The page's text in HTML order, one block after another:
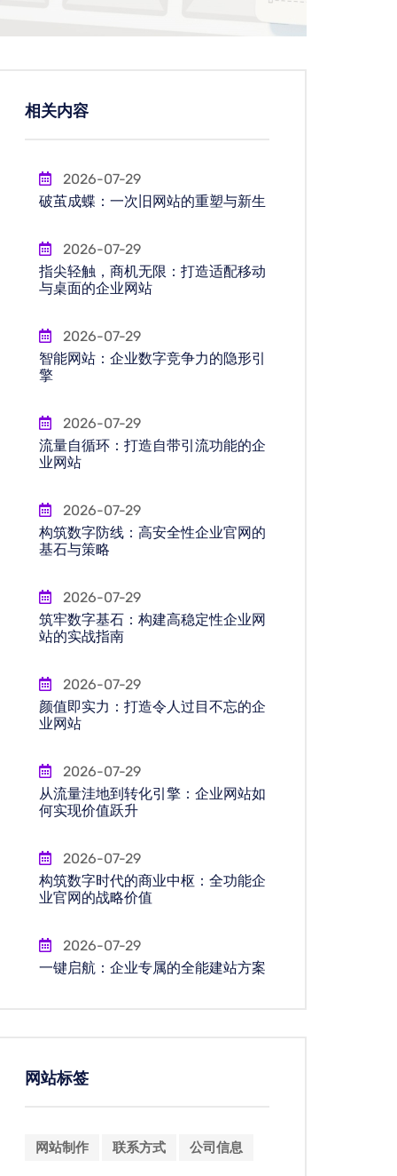
相关内容
2026-07-29
破茧成蝶：一次旧网站的重塑与新生
2026-07-29
指尖轻触，商机无限：打造适配移动
与桌面的企业网站
2026-07-29
智能网站：企业数字竞争力的隐形引
擎
2026-07-29
流量自循环：打造自带引流功能的企
业网站
2026-07-29
构筑数字防线：高安全性企业官网的
基石与策略
2026-07-29
筑牢数字基石：构建高稳定性企业网
站的实战指南
2026-07-29
颜值即实力：打造令人过目不忘的企
业网站
2026-07-29
从流量洼地到转化引擎：企业网站如
何实现价值跃升
2026-07-29
构筑数字时代的商业中枢：全功能企
业官网的战略价值
2026-07-29
一键启航：企业专属的全能建站方案
网站标签
网站制作 联系方式 公司信息